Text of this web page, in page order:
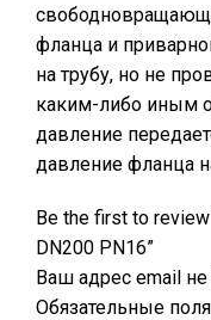
фланца и
на трубу, но не
каким-либо иным
давление
давление фланца
Be the first to
DN200 РN16”
Ваш адрес email не
Обязательные